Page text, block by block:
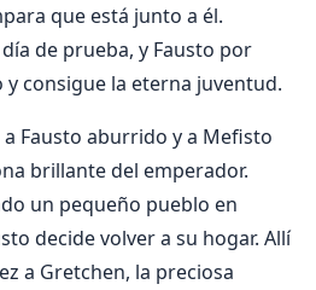
que está junto a él.
de prueba, y Fausto por
consigue la eterna juventud.
Fausto aburrido y a Mefisto
brillante del emperador.
un pequeño pueblo en
decide volver a su hogar. Allí
a Gretchen, la preciosa